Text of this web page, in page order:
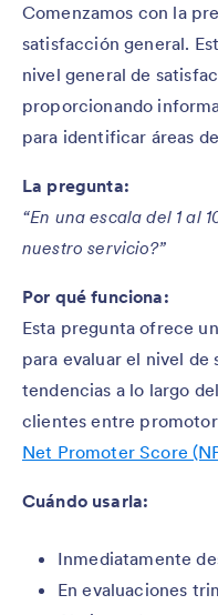
Comenzamos con la
satisfacción general.
nivel general de
proporcionando
para identificar áreas
La pregunta:
“En una escala del 1 al
nuestro servicio?”
Por qué funciona:
Esta pregunta ofrece
para evaluar el nivel
tendencias a lo largo
clientes entre
Net Promoter Score
Cuándo usarla:
Inmediatamente
En evaluaciones